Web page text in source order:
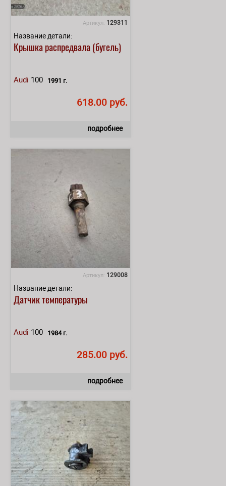
Артикул: 129311
Название детали:
Крышка распредвала (бугель)
Audi 100 1991 г.
618.00 руб.
подробнее
Артикул: 129008
Название детали:
Датчик температуры
Audi 100 1984 г.
285.00 руб.
подробнее